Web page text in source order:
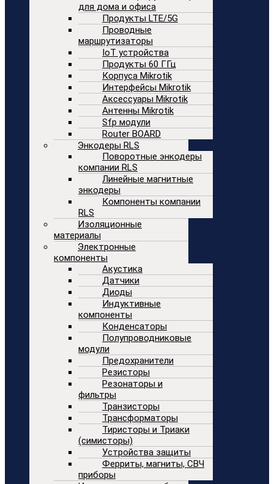
для дома и офиса
Продукты LTE/5G
Проводные
маршрутизаторы
IoT устройства
Продукты 60 ГГц
Корпуса Mikrotik
Интерфейсы Mikrotik
Аксессуары Mikrotik
Антенны Mikrotik
Sfp модули
Router BOARD
Энкодеры RLS
Поворотные энкодеры
компании RLS
Линейные магнитные
энкодеры
Компоненты компании
RLS
Изоляционные
материалы
Электронные
компоненты
Акустика
Датчики
Диоды
Индуктивные
компоненты
Конденсаторы
Полупроводниковые
модули
Предохранители
Резисторы
Резонаторы и
фильтры
Транзисторы
Трансформаторы
Тиристоры и Триаки
(симисторы)
Устройства защиты
Ферриты, магниты, СВЧ
приборы